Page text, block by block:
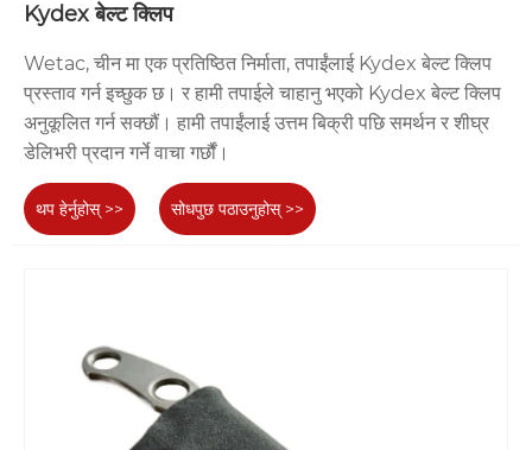
Kydex बेल्ट क्लिप
Wetac, चीन मा एक प्रतिष्ठित निर्माता, तपाईंलाई Kydex बेल्ट क्लिप
प्रस्ताव गर्न इच्छुक छ। र हामी तपाईले चाहानु भएको Kydex बेल्ट क्लिप
अनुकूलित गर्न सक्छौं। हामी तपाईंलाई उत्तम बिक्री पछि समर्थन र शीघ्र
डेलिभरी प्रदान गर्ने वाचा गर्छौं।
थप हेर्नुहोस् >> सोधपुछ पठाउनुहोस् >>